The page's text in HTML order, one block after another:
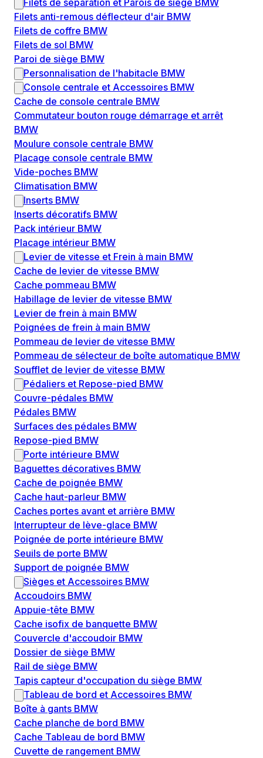
Filets de séparation et Parois de siège BMW
Filets anti-remous déflecteur d'air BMW
Filets de coffre BMW
Filets de sol BMW
Paroi de siège BMW
Personnalisation de l'habitacle BMW
Console centrale et Accessoires BMW
Cache de console centrale BMW
Commutateur bouton rouge démarrage et arrêt
BMW
Moulure console centrale BMW
Placage console centrale BMW
Vide-poches BMW
Climatisation BMW
Inserts BMW
Inserts décoratifs BMW
Pack intérieur BMW
Placage intérieur BMW
Levier de vitesse et Frein à main BMW
Cache de levier de vitesse BMW
Cache pommeau BMW
Habillage de levier de vitesse BMW
Levier de frein à main BMW
Poignées de frein à main BMW
Pommeau de levier de vitesse BMW
Pommeau de sélecteur de boîte automatique BMW
Soufflet de levier de vitesse BMW
Pédaliers et Repose-pied BMW
Couvre-pédales BMW
Pédales BMW
Surfaces des pédales BMW
Repose-pied BMW
Porte intérieure BMW
Baguettes décoratives BMW
Cache de poignée BMW
Cache haut-parleur BMW
Caches portes avant et arrière BMW
Interrupteur de lève-glace BMW
Poignée de porte intérieure BMW
Seuils de porte BMW
Support de poignée BMW
Sièges et Accessoires BMW
Accoudoirs BMW
Appuie-tête BMW
Cache isofix de banquette BMW
Couvercle d'accoudoir BMW
Dossier de siège BMW
Rail de siège BMW
Tapis capteur d'occupation du siège BMW
Tableau de bord et Accessoires BMW
Boîte à gants BMW
Cache planche de bord BMW
Cache Tableau de bord BMW
Cuvette de rangement BMW